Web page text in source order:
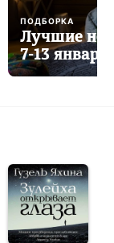
ПОДБОРКА
Лучшие
7-13 января